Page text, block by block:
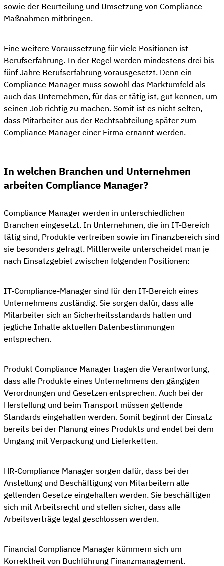
sowie der Beurteilung und Umsetzung von Compliance
Maßnahmen mitbringen.
Eine weitere Voraussetzung für viele Positionen ist
Berufserfahrung. In der Regel werden mindestens drei bis
fünf Jahre Berufserfahrung vorausgesetzt. Denn ein
Compliance Manager muss sowohl das Marktumfeld als
auch das Unternehmen, für das er tätig ist, gut kennen, um
seinen Job richtig zu machen. Somit ist es nicht selten,
dass Mitarbeiter aus der Rechtsabteilung später zum
Compliance Manager einer Firma ernannt werden.
In welchen Branchen und Unternehmen
arbeiten Compliance Manager?
Compliance Manager werden in unterschiedlichen
Branchen eingesetzt. In Unternehmen, die im IT-Bereich
tätig sind, Produkte vertreiben sowie im Finanzbereich sind
sie besonders gefragt. Mittlerweile unterscheidet man je
nach Einsatzgebiet zwischen folgenden Positionen:
IT-Compliance-Manager sind für den IT-Bereich eines
Unternehmens zuständig. Sie sorgen dafür, dass alle
Mitarbeiter sich an Sicherheitsstandards halten und
jegliche Inhalte aktuellen Datenbestimmungen
entsprechen.
Produkt Compliance Manager tragen die Verantwortung,
dass alle Produkte eines Unternehmens den gängigen
Verordnungen und Gesetzen entsprechen. Auch bei der
Herstellung und beim Transport müssen geltende
Standards eingehalten werden. Somit beginnt der Einsatz
bereits bei der Planung eines Produkts und endet bei dem
Umgang mit Verpackung und Lieferketten.
HR-Compliance Manager sorgen dafür, dass bei der
Anstellung und Beschäftigung von Mitarbeitern alle
geltenden Gesetze eingehalten werden. Sie beschäftigen
sich mit Arbeitsrecht und stellen sicher, dass alle
Arbeitsverträge legal geschlossen werden.
Financial Compliance Manager kümmern sich um
Korrektheit von Buchführung Finanzmanagement.